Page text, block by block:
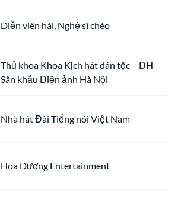
Diễn viên hài, Nghệ sĩ chèo
Thủ khoa Khoa Kịch hát dân tộc – ĐH
Sân khấu Điện ảnh Hà Nội
Nhà hát Đài Tiếng nói Việt Nam
Hoa Dương Entertainment